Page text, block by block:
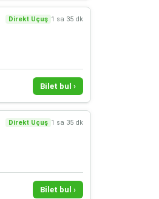
Direkt Uçuş 1 sa 35 dk
Bilet bul ›
Direkt Uçuş 1 sa 35 dk
Bilet bul ›